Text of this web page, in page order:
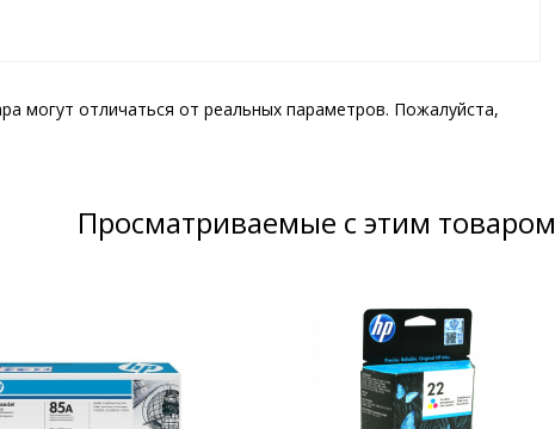
могут отличаться от реальных параметров. Пожалуйста,
Просматриваемые с этим товаром